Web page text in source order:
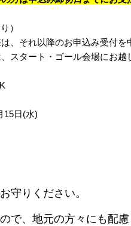
）
、それ以降のお申込み受付を
スタート・ゴール会場にお越
15日(水)
守りください。
、地元の方々にも配